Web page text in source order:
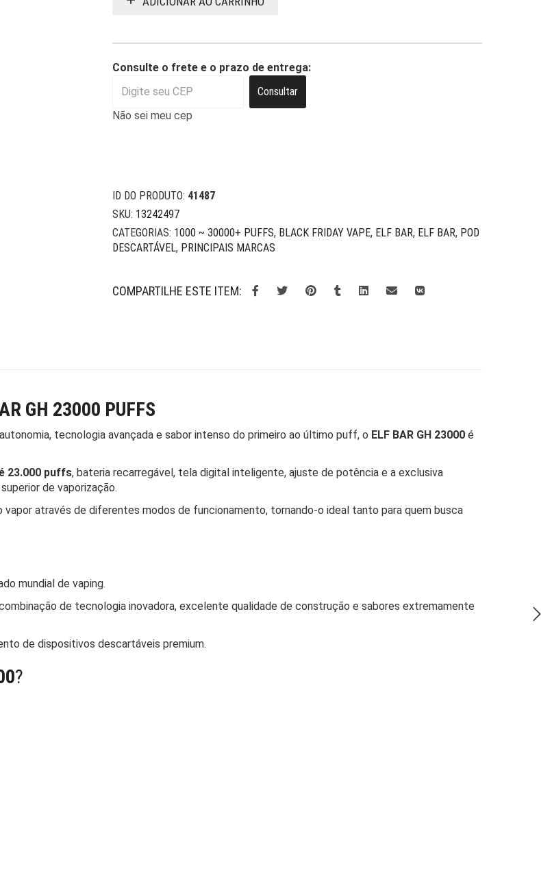
Consulte o frete e o prazo de entrega:
Consultar
Não sei meu cep
ID DO PRODUTO: 41487
SKU: 13242497
CATEGORIAS: 1000 ~ 30000+ PUFFS, BLACK FRIDAY VAPE, ELF BAR, ELF BAR, POD
DESCARTÁVEL, PRINCIPAIS MARCAS
COMPARTILHE ESTE ITEM:
GH 23000 PUFFS
tecnologia avançada e sabor intenso do primeiro ao último puff, o ELF BAR GH 23000 é
23.000 puffs, bateria recarregável, tela digital inteligente, ajuste de potência e a exclusiva
de vaporização.
através de diferentes modos de funcionamento, tornando-o ideal tanto para quem busca
mundial de vaping.
de tecnologia inovadora, excelente qualidade de construção e sabores extremamente
de dispositivos descartáveis premium.
?